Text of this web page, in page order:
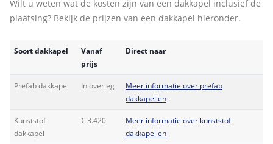
Wilt u weten wat de kosten zijn van een dakkapel inclusief de
plaatsing? Bekijk de prijzen van een dakkapel hieronder.
Soort dakkapel
Vanaf
prijs
Direct naar
Prefab dakkapel In overleg
Meer informatie over prefab
dakkapellen
Kunststof
dakkapel
€ 3.420
Meer informatie over kunststof
dakkapellen